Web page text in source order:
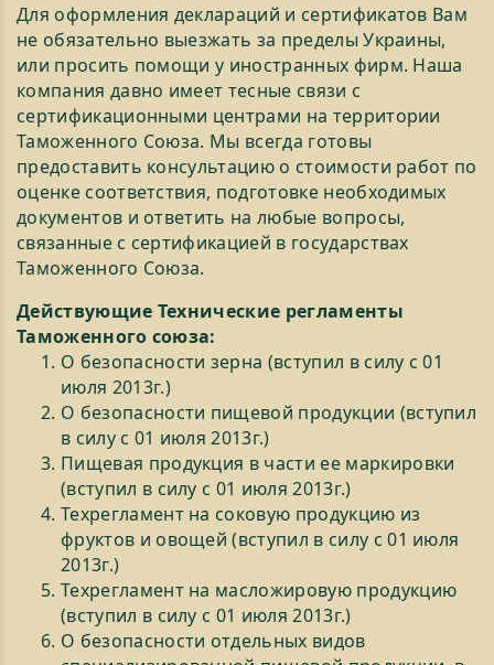
Для оформления деклараций и сертификатов Вам
не обязательно выезжать за пределы Украины,
или просить помощи у иностранных фирм. Наша
компания давно имеет тесные связи с
сертификационными центрами на территории
Таможенного Союза. Мы всегда готовы
предоставить консультацию о стоимости работ по
оценке соответствия, подготовке необходимых
документов и ответить на любые вопросы,
связанные с сертификацией в государствах
Таможенного Союза.
Действующие Технические регламенты
Таможенного союза:
О безопасности зерна (вступил в силу с 01
июля 2013г.)
О безопасности пищевой продукции (вступил
в силу с 01 июля 2013г.)
Пищевая продукция в части ее маркировки
(вступил в силу с 01 июля 2013г.)
Техрегламент на соковую продукцию из
фруктов и овощей (вступил в силу с 01 июля
2013г.)
Техрегламент на масложировую продукцию
(вступил в силу с 01 июля 2013г.)
О безопасности отдельных видов